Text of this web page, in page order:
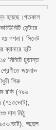
হয়েছে।গতকাল
সেন্টারে
গণনা। সিলেট
ব্যানারে দুটি
মিনিটে চুড়ান্ত
জয়লাভ
শিরু
রকি (৭৯৬
(৭১৩ভোট),
দাস মিঠু
আব্দুল